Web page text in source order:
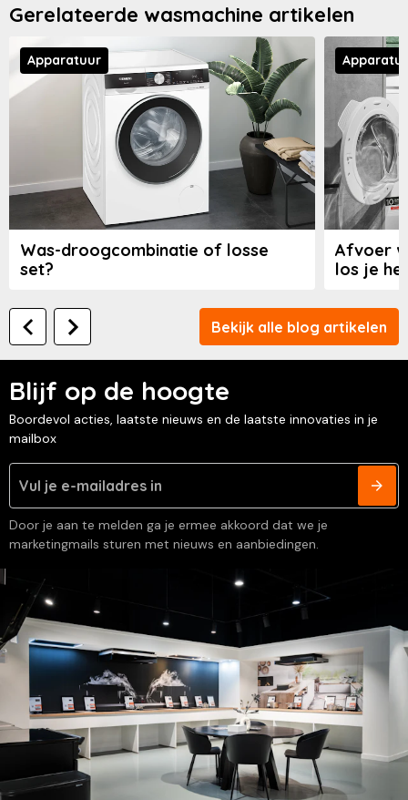
Gerelateerde wasmachine artikelen
Was-droogcombinatie of losse
set?
Apparatuur
Afvoer
los je
Bekijk alle blog artikelen
Blijf op de hoogte
Boordevol acties, laatste nieuws en de laatste innovaties in je
mailbox
Door je aan te melden ga je ermee akkoord dat we je
marketingmails sturen met nieuws en aanbiedingen.